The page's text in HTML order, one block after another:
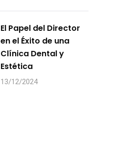
El Papel del Director
en el Éxito de una
Clínica Dental y
Estética
13/12/2024